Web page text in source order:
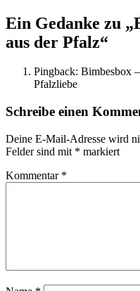
Ein Gedanke zu „
aus der Pfalz“
Pingback: Bimbesbox
Pfalzliebe
Schreibe einen
Deine E-Mail-Adresse wird
Felder sind mit * markiert
Kommentar *